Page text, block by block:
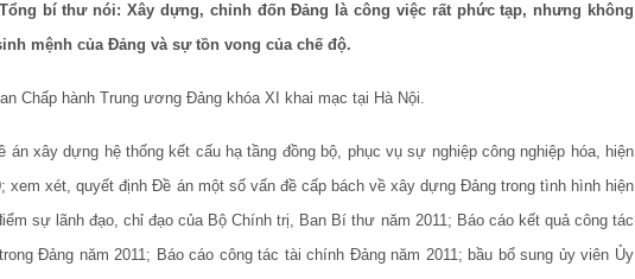
bí thư nói: Xây dựng, chỉnh đốn Đảng là công việc rất phức tạp, nhưng không
mệnh của Đảng và sự tồn vong của chế độ.
Chấp hành Trung ương Đảng khóa XI khai mạc tại Hà Nội.
án xây dựng hệ thống kết cấu hạ tầng đồng bộ, phục vụ sự nghiệp công nghiệp hóa, hiện
xem xét, quyết định Đề án một số vấn đề cấp bách về xây dựng Đảng trong tình hình hiện
sự lãnh đạo, chỉ đạo của Bộ Chính trị, Ban Bí thư năm 2011; Báo cáo kết quả công tác
Đảng năm 2011; Báo cáo công tác tài chính Đảng năm 2011; bầu bổ sung ủy viên Ủy